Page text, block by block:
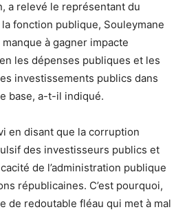
a relevé le représentant du
fonction publique, Souleymane
à gagner impacte
les dépenses publiques et les
investissements publics dans
base, a-t-il indiqué.
en disant que la corruption
des investisseurs publics et
de l’administration publique
républicaines. C’est pourquoi,
de redoutable fléau qui met à mal